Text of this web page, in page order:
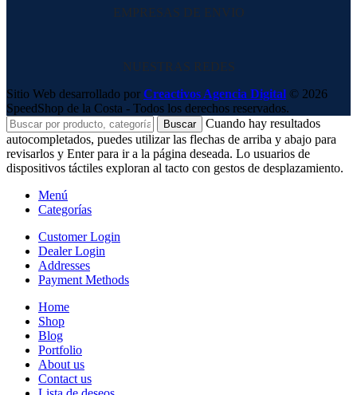
EMPRESAS DE ENVIO
NUESTRAS REDES
Sitio Web desarrollado por Creactivos Agencia Digital © 2026
SpeedShop de la Costa - Todos los derechos reservados.
Buscar
Cuando hay resultados
autocompletados, puedes utilizar las flechas de arriba y abajo para
revisarlos y Enter para ir a la página deseada. Lo usuarios de
dispositivos táctiles exploran al tacto con gestos de desplazamiento.
Menú
Categorías
Customer Login
Dealer Login
Addresses
Payment Methods
Home
Shop
Blog
Portfolio
About us
Contact us